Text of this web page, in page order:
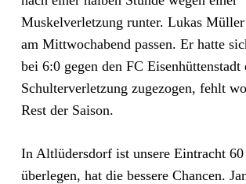
Muskelverletzung runter. Lukas Müller
am Mittwochabend passen. Er hatte
bei 6:0 gegen den FC Eisenhüttenstadt
Schulterverletzung zugezogen, fehlt
Rest der Saison.
In Altlüdersdorf ist unsere Eintracht
überlegen, hat die bessere Chancen.